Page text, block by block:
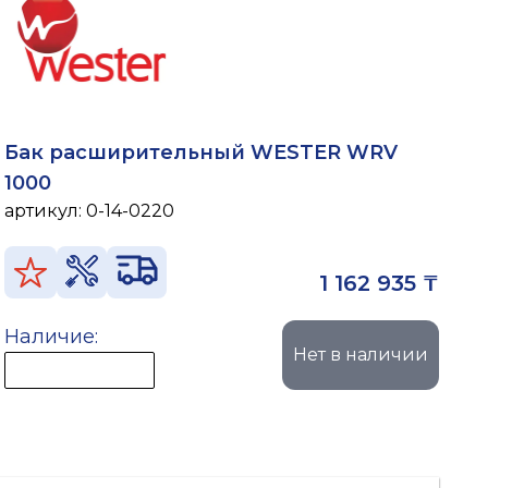
Бак расширительный WESTER WRV
1000
артикул: 0-14-0220
1 162 935 ₸
Наличие:
Нет в наличии